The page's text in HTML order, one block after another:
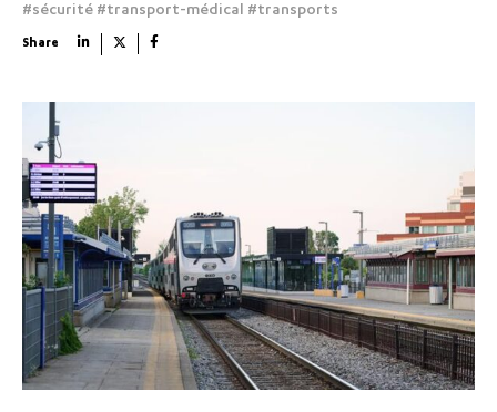
#sécurité #transport-médical #transports
Share